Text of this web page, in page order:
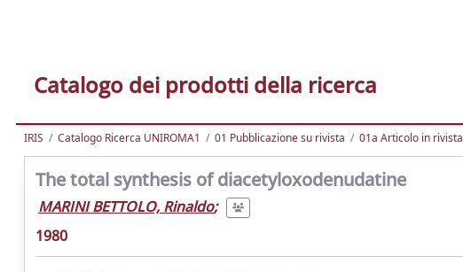
Catalogo dei prodotti della ricerca
IRIS Catalogo Ricerca UNIROMA1 01 Pubblicazione su rivista 01a Articolo in rivista
The total synthesis of diacetyloxodenudatine
MARINI BETTOLO, Rinaldo;
1980